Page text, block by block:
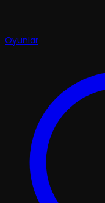
Oyunlar